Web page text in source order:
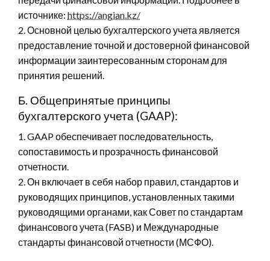
источнике: https://angian.kz/
2. Основной целью бухгалтерского учета является
предоставление точной и достоверной финансовой
информации заинтересованным сторонам для
принятия решений.
Б. Общепринятые принципы
бухгалтерского учета (GAAP):
1. GAAP обеспечивает последовательность,
сопоставимость и прозрачность финансовой
отчетности.
2. Он включает в себя набор правил, стандартов и
руководящих принципов, установленных такими
руководящими органами, как Совет по стандартам
финансового учета (FASB) и Международные
стандарты финансовой отчетности (МСФО).